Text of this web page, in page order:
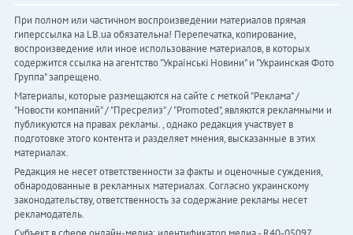
При полном или частичном воспроизведении материалов прямая
гиперссылка на LB.ua обязательна! Перепечатка, копирование,
воспроизведение или иное использование материалов, в которых
содержится ссылка на агентство "Українськi Новини" и "Украинская Фото
Группа" запрещено.
Материалы, которые размещаются на сайте с меткой "Реклама" /
"Новости компаний" / "Пресрелиз" / "Promoted", являются рекламными и
публикуются на правах рекламы. , однако редакция участвует в
подготовке этого контента и разделяет мнения, высказанные в этих
материалах.
Редакция не несет ответственности за факты и оценочные суждения,
обнародованные в рекламных материалах. Согласно украинскому
законодательству, ответственность за содержание рекламы несет
рекламодатель.